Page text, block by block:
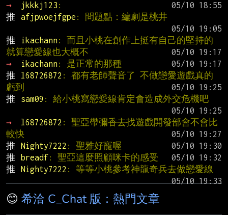
→
jkkkj123 :
推
afjpwoejfgpe : 問題點：編劇是桃井
推
ikachann: 而且小桃在創作上挺有自己的堅持的
就算戀愛線也大概不
→
ikachann: 是正常的那種
推
l68726872 : 都有老師聲音了 不做戀愛遊戲真的
虧到
推
sam09 : 給小桃寫戀愛線肯定會造成外交危機吧
→
l68726872 : 聖亞帶彌香去找遊戲開發部會不會比
較快
推
Nighty7222 : 聖雅好寵喔
推
breadf: 聖亞這麼照顧咪卡的感受
推
Nighty7222 : 等等小桃參考神龍奇兵去做戀愛線
😊 希洽 C_Chat 版：熱門文章